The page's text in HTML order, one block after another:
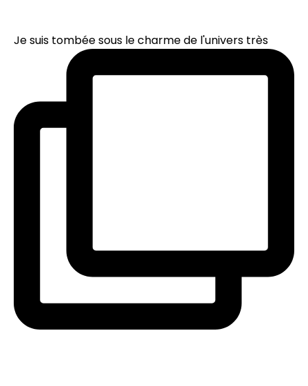
Je suis tombée sous le charme de l'univers très